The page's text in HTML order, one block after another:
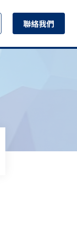
聯絡我們